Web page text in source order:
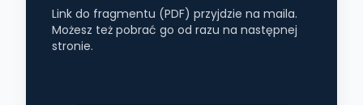
Link do fragmentu (PDF) przyjdzie na maila.
Możesz też pobrać go od razu na następnej
stronie.